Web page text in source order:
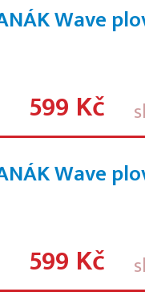
Wave
599 Kč
Wave
599 Kč